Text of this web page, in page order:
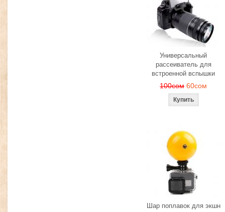
Универсальный
рассеиватель для
встроенной вспышки
100сом 60сом
Шар поплавок для экшн